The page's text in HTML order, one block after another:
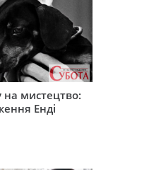
на мистецтво:
Енді